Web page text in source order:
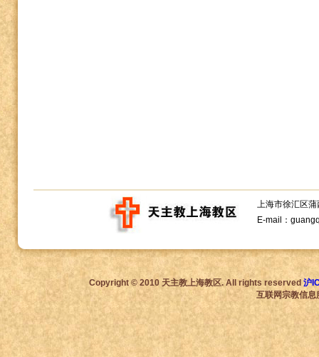
上海市徐汇区
E-mail：
Copyright © 2010 天主教上海教区. All rights reserved 沪
互联网宗教信息服